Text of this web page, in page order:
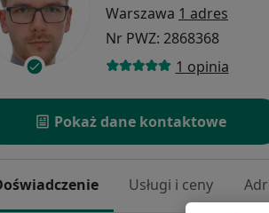
Warszawa 1 adres
Nr PWZ: 2868368
1 opinia
Pokaż dane kontaktowe
Usługi i ceny